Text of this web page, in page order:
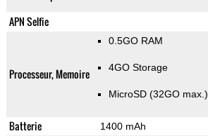
APN Selfie
Processeur, Memoire
0.5GO RAM
4GO Storage
MicroSD (32GO max.)
Batterie 1400 mAh